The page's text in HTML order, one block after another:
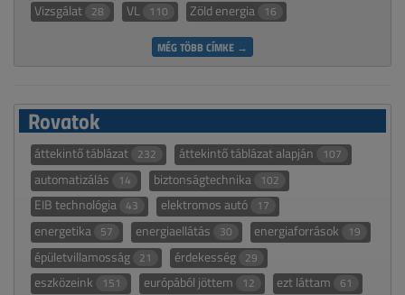
Vizsgálat 28 VL 110 Zöld energia 16
MÉG TÖBB CÍMKE →
Rovatok
áttekintő táblázat 232 áttekintő táblázat alapján 107
automatizálás 14 biztonságtechnika 102
EIB technológia 43 elektromos autó 17
energetika 57 energiaellátás 30 energiaforrások 19
épületvillamosság 21 érdekesség 29
eszközeink 151 európából jöttem 12 ezt láttam 61